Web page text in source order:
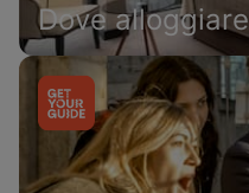
Dove alloggiare